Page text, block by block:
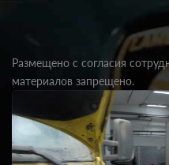
Размещено с согласия
материалов запрещено.